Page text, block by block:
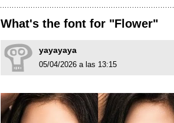
What's the font for "Flower"
yayayaya
05/04/2026 a las 13:15